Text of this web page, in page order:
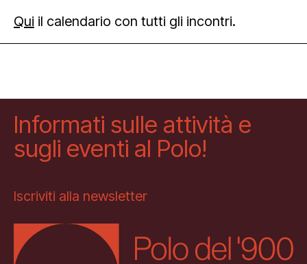
Qui il calendario con tutti gli incontri.
Informati sulle attività e
sugli eventi al Polo!
Iscriviti alla newsletter